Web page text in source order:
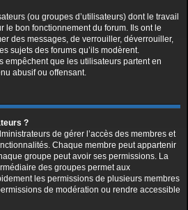
(ou groupes d’utilisateurs) dont le travail
le bon fonctionnement du forum. Ils ont le
des messages, de verrouiller, déverrouiller,
sujets des forums qu’ils modèrent.
empêchent que les utilisateurs partent en
abusif ou offensant.
?
de gérer l’accès des membres et
Chaque membre peut appartenir
groupe peut avoir ses permissions. La
des groupes permet aux
les permissions de plusieurs membres
de modération ou rendre accessible